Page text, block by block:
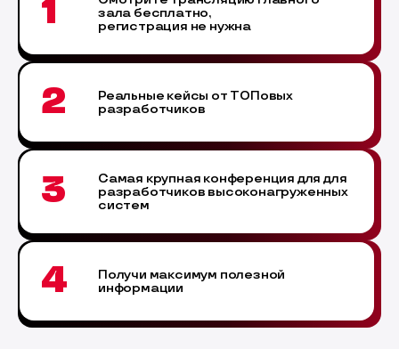
1
зала бесплатно,
регистрация не нужна
2
Реальные кейсы от ТОПовых
разработчиков
3
Самая крупная конференция для для
разработчиков высоконагруженных
систем
4
Получи максимум полезной
информации